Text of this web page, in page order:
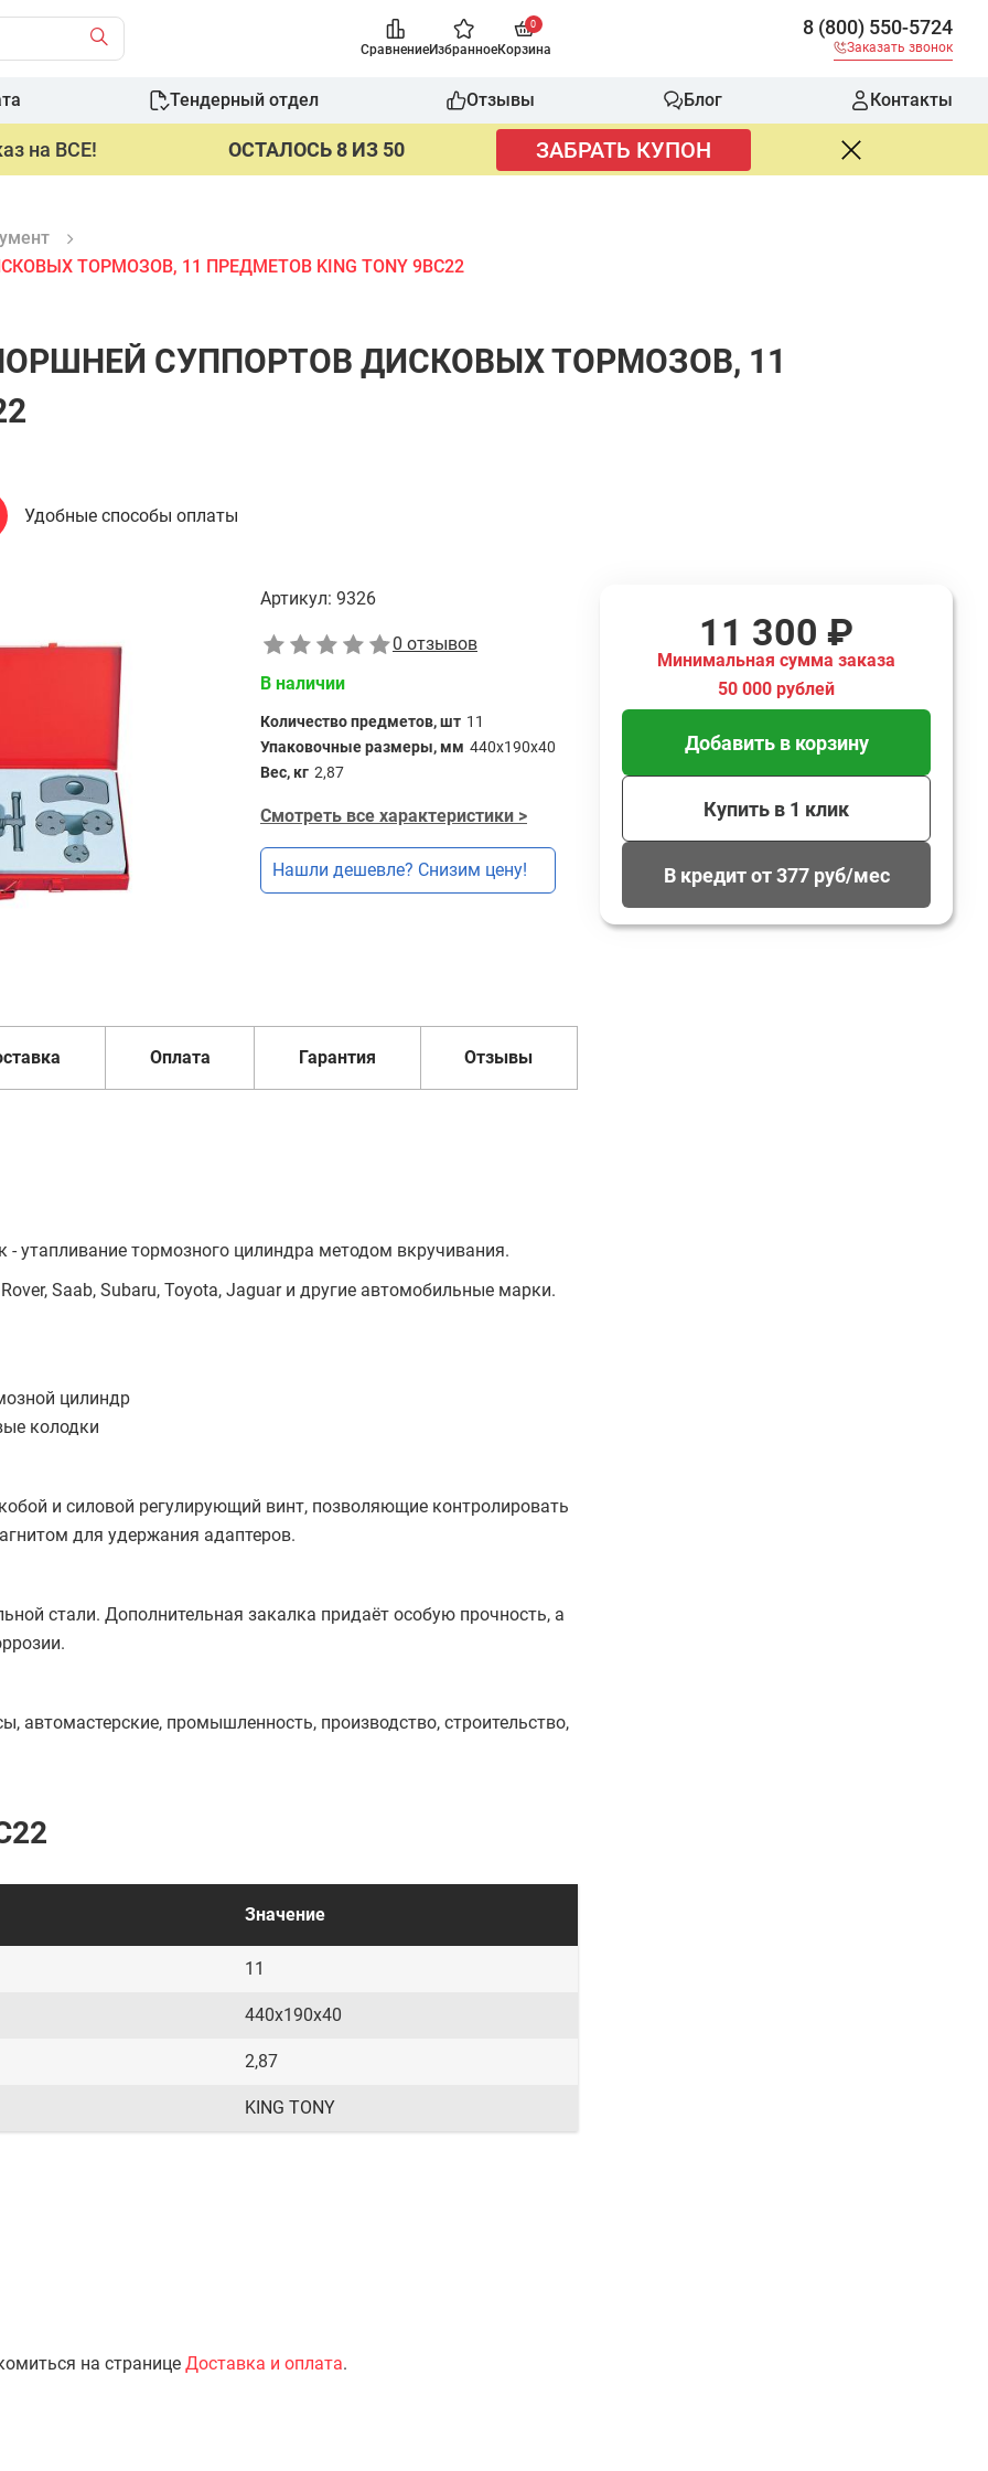
СравнениеИзбранное
0
Корзина
8 (800) 550-5724
Заказать звонок
Тендерный отдел Отзывы Блог Контакты
на ВСЕ! ОСТАЛОСЬ 8 ИЗ 50 ЗАБРАТЬ КУПОН
ТОРМОЗОВ, 11 ПРЕДМЕТОВ KING TONY 9BC22
СУППОРТОВ ДИСКОВЫХ ТОРМОЗОВ, 11
Удобные способы оплаты
Артикул: 9326
0 отзывов
В наличии
Количество предметов, шт 11
Упаковочные размеры, мм 440x190x40
Вес, кг 2,87
Смотреть все характеристики >
Нашли дешевле? Снизим цену!
Оплата Гарантия Отзывы
утапливание тормозного цилиндра методом вкручивания.
Saab, Subaru, Toyota, Jaguar и другие автомобильные марки.
цилиндр
колодки
и силовой регулирующий винт, позволяющие контролировать
для удержания адаптеров.
стали. Дополнительная закалка придаёт особую прочность, а
автомастерские, промышленность, производство, строительство,
Значение
11
440x190x40
2,87
KING TONY
на странице Доставка и оплата.
11 300 ₽
Минимальная сумма заказа
50 000 рублей
Добавить в корзину
Купить в 1 клик
В кредит от 377 руб/мес